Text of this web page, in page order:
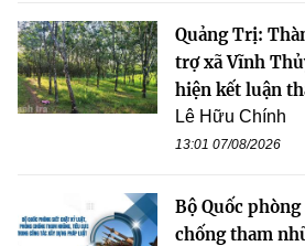
Quảng Trị:
trợ xã Vĩnh
hiện kết luận
Lê Hữu Chính
13:01 07/08/2026
Bộ Quốc
chống tham